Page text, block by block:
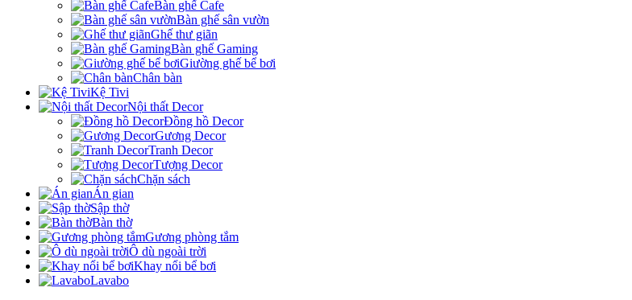
Bàn ghế Cafe
Bàn ghế sân vườn
Ghế thư giãn
Bàn ghế Gaming
Giường ghế bể bơi
Chân bàn
Kệ Tivi
Nội thất Decor
Đồng hồ Decor
Gương Decor
Tranh Decor
Tượng Decor
Chặn sách
Án gian
Sập thờ
Bàn thờ
Gương phòng tắm
Ô dù ngoài trời
Khay nổi bể bơi
Lavabo